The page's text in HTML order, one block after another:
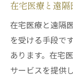
リアルタ
る理由
早期発
在宅医療と遠隔
在宅医療と遠隔
を受ける手段で
あります。在宅
サービスを提供